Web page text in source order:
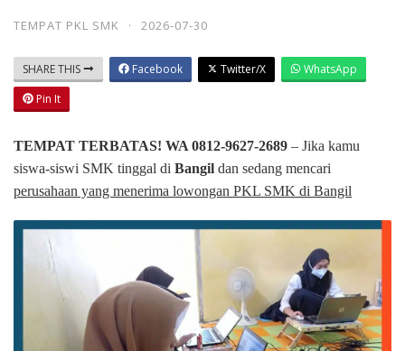
TEMPAT PKL SMK · 2026-07-30
SHARE THIS Facebook Twitter/X
WhatsApp
Pin It
TEMPAT TERBATAS! WA 0812-9627-2689 – Jika kamu
siswa-siswi SMK tinggal di Bangil dan sedang mencari
perusahaan yang menerima lowongan PKL SMK di Bangil